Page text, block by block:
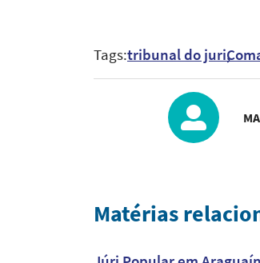
Tags:tribunal do juri
Matérias